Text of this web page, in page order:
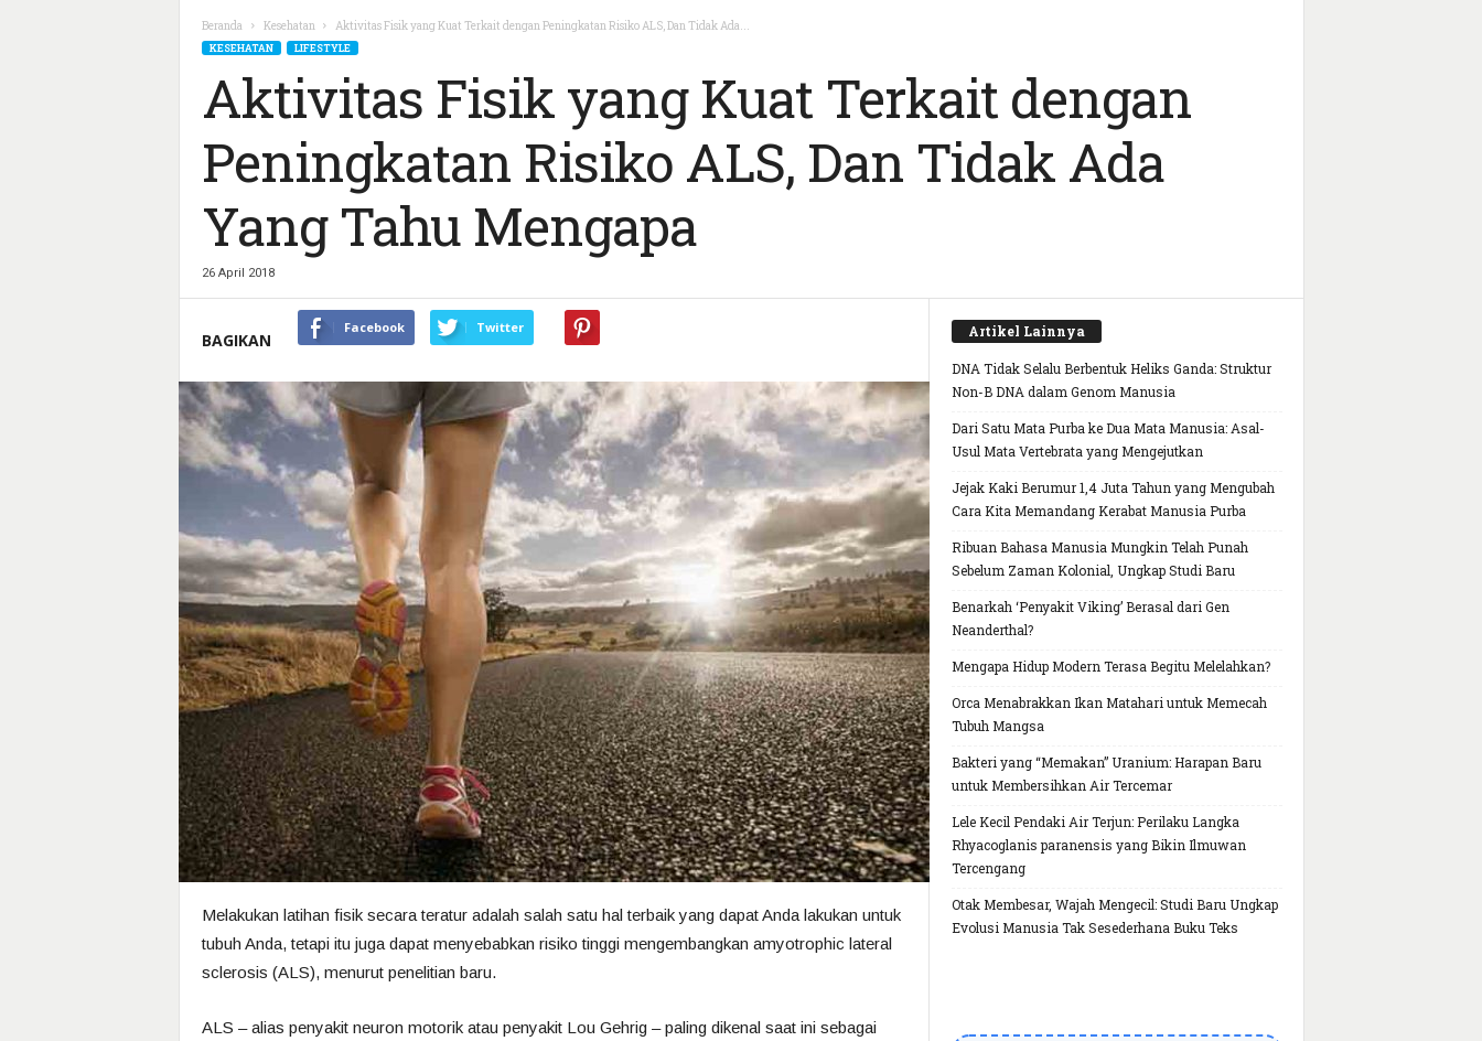
Beranda Kesehatan Aktivitas Fisik yang Kuat Terkait dengan Peningkatan Risiko ALS, Dan Tidak Ada...
KESEHATAN LIFESTYLE
Aktivitas Fisik yang Kuat Terkait dengan
Peningkatan Risiko ALS, Dan Tidak Ada
Yang Tahu Mengapa
26 April 2018
BAGIKAN
Facebook Twitter
Melakukan latihan fisik secara teratur adalah salah satu hal terbaik yang dapat Anda lakukan untuk
tubuh Anda, tetapi itu juga dapat menyebabkan risiko tinggi mengembangkan amyotrophic lateral
sclerosis (ALS), menurut penelitian baru.
ALS – alias penyakit neuron motorik atau penyakit Lou Gehrig – paling dikenal saat ini sebagai
Artikel Lainnya
DNA Tidak Selalu Berbentuk Heliks Ganda: Struktur
Non-B DNA dalam Genom Manusia
Dari Satu Mata Purba ke Dua Mata Manusia: Asal-
Usul Mata Vertebrata yang Mengejutkan
Jejak Kaki Berumur 1,4 Juta Tahun yang Mengubah
Cara Kita Memandang Kerabat Manusia Purba
Ribuan Bahasa Manusia Mungkin Telah Punah
Sebelum Zaman Kolonial, Ungkap Studi Baru
Benarkah ‘Penyakit Viking’ Berasal dari Gen
Neanderthal?
Mengapa Hidup Modern Terasa Begitu Melelahkan?
Orca Menabrakkan Ikan Matahari untuk Memecah
Tubuh Mangsa
Bakteri yang “Memakan” Uranium: Harapan Baru
untuk Membersihkan Air Tercemar
Lele Kecil Pendaki Air Terjun: Perilaku Langka
Rhyacoglanis paranensis yang Bikin Ilmuwan
Tercengang
Otak Membesar, Wajah Mengecil: Studi Baru Ungkap
Evolusi Manusia Tak Sesederhana Buku Teks